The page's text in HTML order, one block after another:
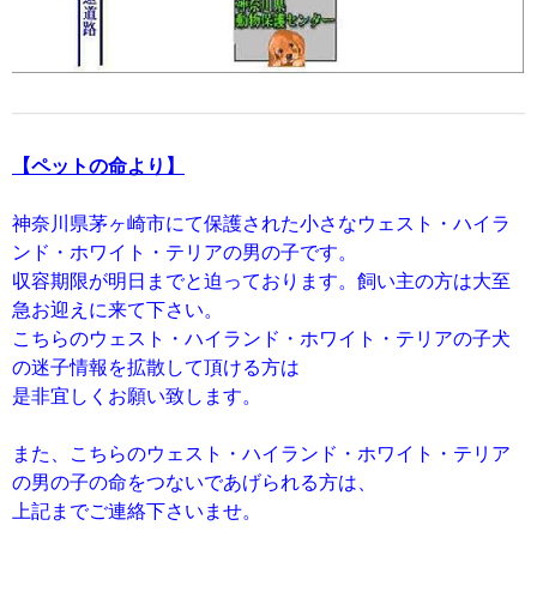
【ペットの命より】
神奈川県茅ヶ崎市にて保護された小さなウェスト・ハイラ
ンド・ホワイト・テリアの男の子です。
収容期限が明日までと迫っております。飼い主の方は大至
急お迎えに来て下さい。
こちらのウェスト・ハイランド・ホワイト・テリアの子犬
の迷子情報を拡散して頂ける方は
是非宜しくお願い致します。
また、こちらのウェスト・ハイランド・ホワイト・テリア
の男の子の命をつないであげられる方は、
上記までご連絡下さいませ。